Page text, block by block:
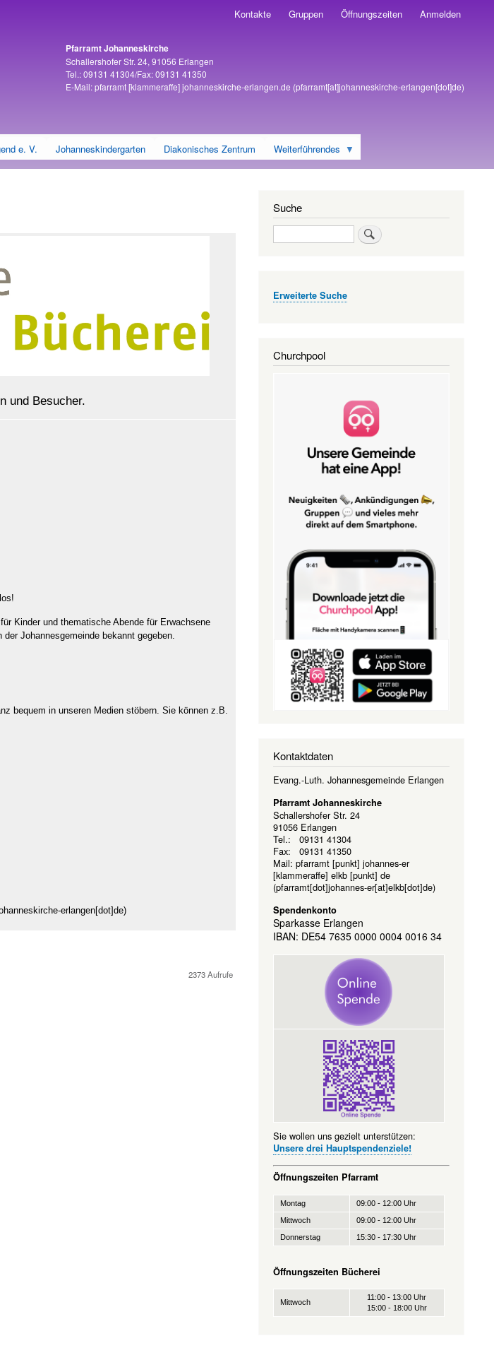
Kontakte Gruppen Öffnungszeiten Anmelden
Adresse
Pfarramt Johanneskirche
Schallershofer Str. 24, 91056 Erlangen
Tel.: 09131 41304/Fax: 09131 41350
E-Mail:pfarramt[klammeraffe]johanneskirche-erlangen.de (pfarramt[at]johanneskirche-erlangen[dot]de)
e. V. Johanneskindergarten Diakonisches Zentrum Weiterführendes
und Besucher.
Kinder und thematische Abende für Erwachsene
Johannesgemeinde bekannt gegeben.
bequem in unseren Medien stöbern. Sie können z.B.
erlangen[dot]de)
2373 Aufrufe
Suche
Suche
Erweiterte Suche
Churchpool
Kontaktdaten
Evang.-Luth. Johannesgemeinde Erlangen
Pfarramt Johanneskirche
Schallershofer Str. 24
91056 Erlangen
Tel.: 09131 41304
Fax: 09131 41350
Mail: pfarramt[punkt] johannes-er
[klammeraffe] elkb[punkt] de
(pfarramt[dot]johannes-er[at]elkb[dot]de)
Spendenkonto
Sparkasse Erlangen
IBAN: DE54 7635 0000 0004 0016 34
Sie wollen uns gezielt unterstützen:
Unsere drei Hauptspendenziele!
Öffnungszeiten Pfarramt
Montag
09:00 - 12:00 Uhr
Mittwoch
09:00 - 12:00 Uhr
Donnerstag
15:30 - 17:30 Uhr
Öffnungszeiten Bücherei
Mittwoch
11:00 - 13:00 Uhr
15:00 - 18:00 Uhr